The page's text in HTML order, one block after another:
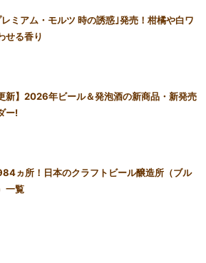
レミアム・モルツ 時の誘惑｣発売！柑橘や白ワ
せる香り
新】2026年ビール＆発泡酒の新商品・新発売
ー!
ヵ所！日本のクラフトビール醸造所（ブル
一覧